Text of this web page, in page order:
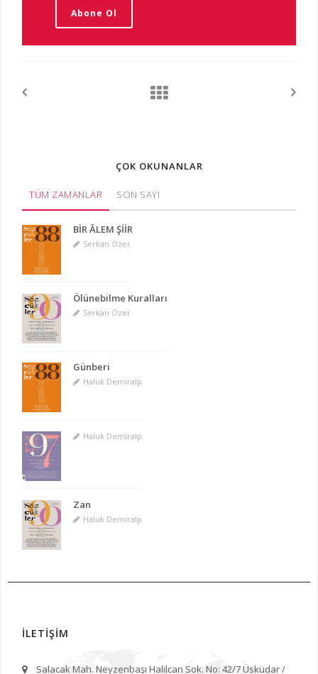
Abone Ol
ÇOK OKUNANLAR
TÜM ZAMANLAR SON SAYI
BİR ÂLEM ŞİİR
Serkan Özer
Ölünebilme Kuralları
Serkan Özer
Günberi
Haluk Demiralp
Haluk Demiralp
Zan
Haluk Demiralp
İLETİŞİM
Salacak Mah. Neyzenbaşı Halilcan Sok. No: 42/7 Üsküdar /